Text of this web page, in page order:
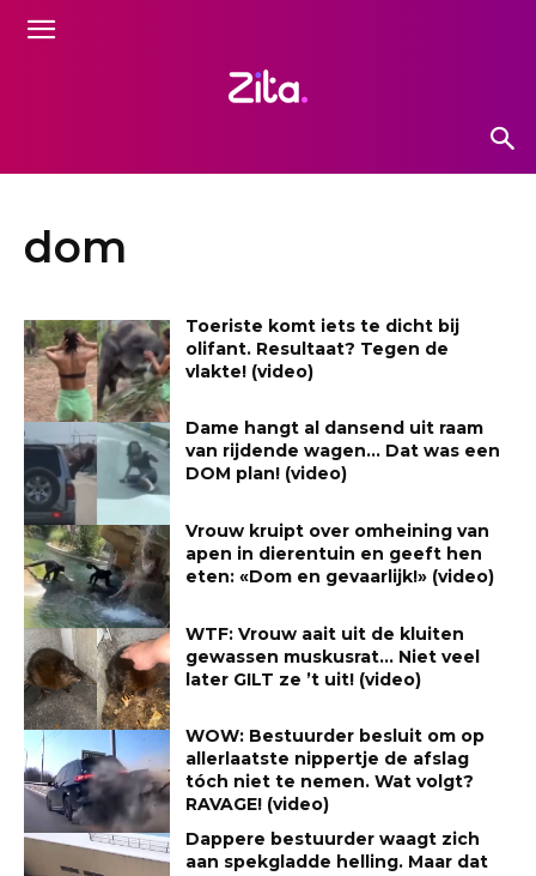
dom
Toeriste komt iets te dicht bij
olifant. Resultaat? Tegen de
vlakte! (video)
Dame hangt al dansend uit raam
van rijdende wagen… Dat was een
DOM plan! (video)
Vrouw kruipt over omheining van
apen in dierentuin en geeft hen
eten: «Dom en gevaarlijk!» (video)
WTF: Vrouw aait uit de kluiten
gewassen muskusrat… Niet veel
later GILT ze ’t uit! (video)
WOW: Bestuurder besluit om op
allerlaatste nippertje de afslag
tóch niet te nemen. Wat volgt?
RAVAGE! (video)
Dappere bestuurder waagt zich
aan spekgladde helling. Maar dat